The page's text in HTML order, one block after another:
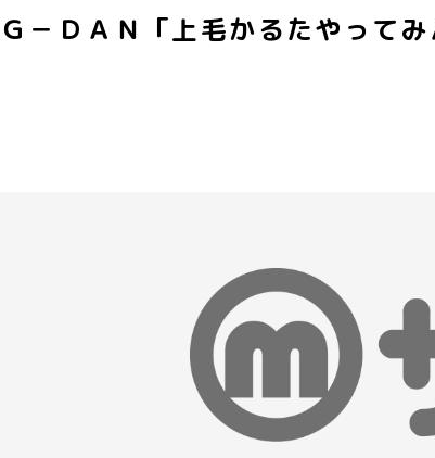
Ｇ－ＤＡＮ「上毛かるたやってみ